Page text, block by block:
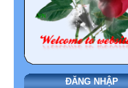
ĐĂNG NHẬP